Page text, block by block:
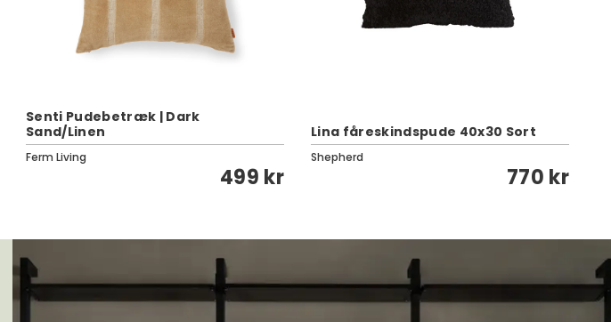
Senti Pudebetræk | Dark
Sand/Linen
Ferm Living
499 kr
Lina fåreskindspude 40x30 Sort
Shepherd
770 kr